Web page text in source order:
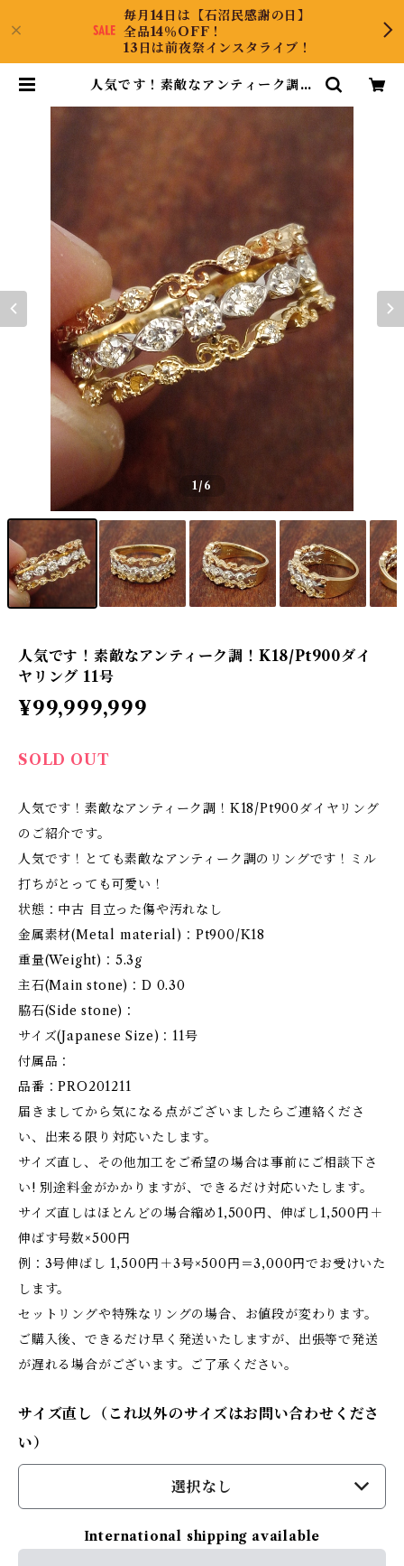
毎月14日は【石沼民感謝の日】
全品14％OFF！
13日は前夜祭インスタライブ！
人気です！素敵なアンティーク調！
1/6
人気です！素敵なアンティーク調！K18/Pt900ダイ
ヤリング 11号
¥99,999,999
SOLD OUT
人気です！素敵なアンティーク調！K18/Pt900ダイヤリング
のご紹介です。
人気です！とても素敵なアンティーク調のリングです！ミル
打ちがとっても可愛い！
状態：中古 目立った傷や汚れなし
金属素材(Metal material)：Pt900/K18
重量(Weight)：5.3g
主石(Main stone)：D 0.30
脇石(Side stone)：
サイズ(Japanese Size)：11号
付属品：
品番：PRO201211
届きましてから気になる点がございましたらご連絡くださ
い、出来る限り対応いたします。
サイズ直し、その他加工をご希望の場合は事前にご相談下さ
い! 別途料金がかかりますが、できるだけ対応いたします。
サイズ直しはほとんどの場合縮め1,500円、伸ばし1,500円＋
伸ばす号数×500円
例：3号伸ばし 1,500円＋3号×500円＝3,000円でお受けいた
します。
セットリングや特殊なリングの場合、お値段が変わります。
ご購入後、できるだけ早く発送いたしますが、出張等で発送
が遅れる場合がございます。ご了承ください。
サイズ直し（これ以外のサイズはお問い合わせくださ
い）
選択なし
International shipping available